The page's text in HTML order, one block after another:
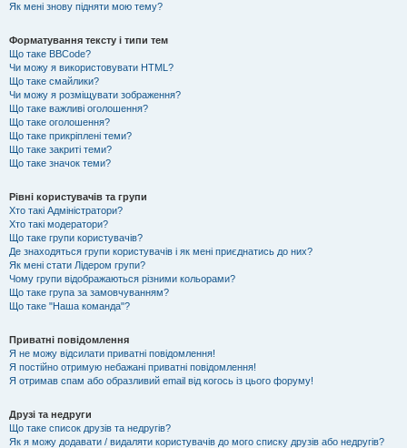
Як мені знову підняти мою тему?
Форматування тексту і типи тем
Що таке BBCode?
Чи можу я використовувати HTML?
Що таке смайлики?
Чи можу я розміщувати зображення?
Що таке важливі оголошення?
Що таке оголошення?
Що таке прикріплені теми?
Що таке закриті теми?
Що таке значок теми?
Рівні користувачів та групи
Хто такі Адміністратори?
Хто такі модератори?
Що таке групи користувачів?
Де знаходяться групи користувачів і як мені приєднатись до них?
Як мені стати Лідером групи?
Чому групи відображаються різними кольорами?
Що таке група за замовчуванням?
Що таке "Наша команда"?
Приватні повідомлення
Я не можу відсилати приватні повідомлення!
Я постійно отримую небажані приватні повідомлення!
Я отримав спам або образливий email від когось із цього форуму!
Друзі та недруги
Що таке список друзів та недругів?
Як я можу додавати / видаляти користувачів до мого списку друзів або недругів?